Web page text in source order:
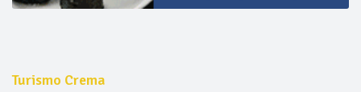
Turismo Crema